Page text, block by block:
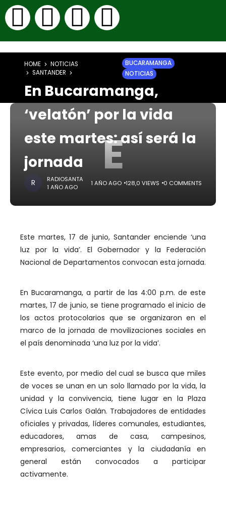
E
HOME
NOTICIAS
SANTANDER
BUCARAMANGA
NOTICIAS
En Bucaramanga,
‘velatón’ por la vida
este martes: así será la
jornada
RADIOSANTA
1 AÑO AGO
1 AÑO AGO 128,0 VIEWS 0 COMMENTS
Este martes, 17 de junio, Santander enciende ‘una
luz por la vida’. El Gobernador y la Federación
Nacional de Departamentos convocan esta jornada.
En Bucaramanga, a partir de las 4:00 p.m. de este
martes, 17 de junio, se tiene programado el inicio de
los actos protocolarios que se organizaron en el
marco de la jornada de movilizaciones sociales en
el país denominada ‘una luz por la vida’.
Este evento, por medio del cual se busca que miles
de voces se unan en un solo llamado por la vida, la
unidad y la convivencia, tiene lugar en la Plaza
Cívica Luis Carlos Galán. Trabajadores de entidades
oficiales y privadas, líderes comunales, estudiantes,
educadores, amas de casa, campesinos,
empresarios, comerciantes y la ciudadanía en
general están convocados a participar
activamente.